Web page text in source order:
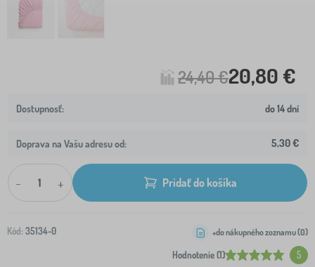
24,40 €20,80 €
do 14 dní
Doprava na Vašu adresu od: 5,30 €
- + Pridať do košíka
Kód: 35134-0
Hodnotenie (1) 5
+do nákupného zoznamu (0)